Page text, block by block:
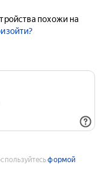
похожи на
формой